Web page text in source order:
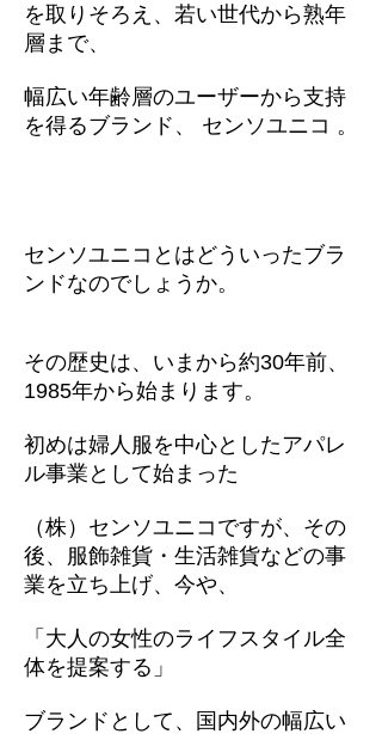
を取りそろえ、若い世代から熟年
層まで、
幅広い年齢層のユーザーから支持
を得るブランド、 センソユニコ 。
センソユニコとはどういったブラ
ンドなのでしょうか。
その歴史は、いまから約30年前、
1985年から始まります。
初めは婦人服を中心としたアパレ
ル事業として始まった
（株）センソユニコですが、その
後、服飾雑貨・生活雑貨などの事
業を立ち上げ、今や、
「大人の女性のライフスタイル全
体を提案する」
ブランドとして、国内外の幅広い